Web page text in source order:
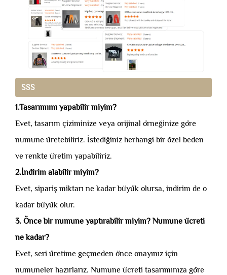
SSS
1.Tasarımımı yapabilir miyim?
Evet, tasarım çiziminize veya orijinal örneğinize göre
numune üretebiliriz. İstediğiniz herhangi bir özel beden
ve renkte üretim yapabiliriz.
2.İndirim alabilir miyim?
Evet, sipariş miktarı ne kadar büyük olursa, indirim de o
kadar büyük olur.
3. Önce bir numune yaptırabilir miyim? Numune ücreti
ne kadar?
Evet, seri üretime geçmeden önce onayınız için
numuneler hazırlarız. Numune ücreti tasarımınıza göre